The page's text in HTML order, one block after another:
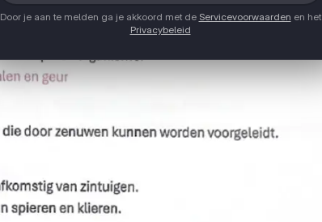
Door je aan te melden ga je akkoord met de Servicevoorwaarden en het
Privacybeleid